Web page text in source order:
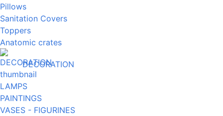
Pillows
Sanitation Covers
Toppers
Anatomic crates
DECORATION
LAMPS
PAINTINGS
VASES - FIGURINES